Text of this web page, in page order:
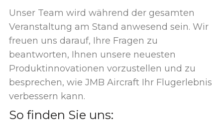
Unser Team wird während der gesamten
Veranstaltung am Stand anwesend sein. Wir
freuen uns darauf, Ihre Fragen zu
beantworten, Ihnen unsere neuesten
Produktinnovationen vorzustellen und zu
besprechen, wie JMB Aircraft Ihr Flugerlebnis
verbessern kann.
So finden Sie uns: